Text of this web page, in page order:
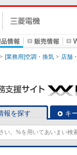
[業務用]空調・換気 店舗
報を探す キ